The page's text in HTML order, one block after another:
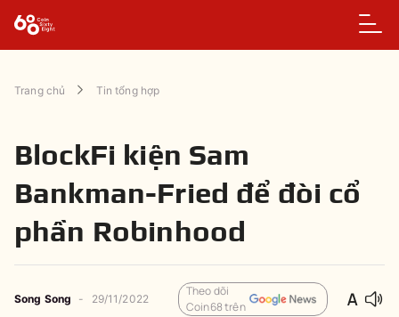
Trang chủ Tin tổng hợp
BlockFi kiện Sam
Bankman-Fried để đòi cổ
phần Robinhood
Song Song - 29/11/2022
Theo dõi
Coin68 trên